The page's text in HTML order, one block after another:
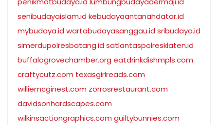
senibudayaislam.id kebudayaantanahdatar.id
mybudaya.id wartabudayasanggau.id sribudaya.id
simerdupolresbatang.id satlantaspolresklaten.id
buffalogrovechamber.org eatdrinkdishmpls.com
craftycutz.com texasgirlreads.com
williemcginest.com zorrosrestaurant.com
davidsonhardscapes.com
wilkinsactiongraphics.com guiltybunnies.com